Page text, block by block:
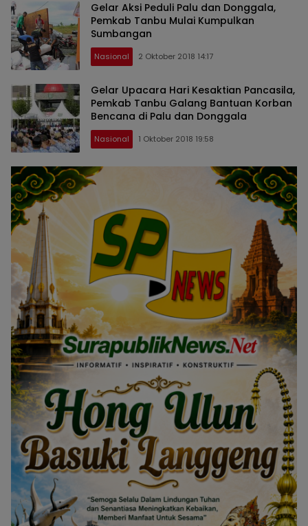
Gelar Aksi Peduli Palu dan Donggala,
Pemkab Tanbu Mulai Kumpulkan
Sumbangan
Nasional 2 Oktober 2018 14:17
Gelar Upacara Hari Kesaktian Pancasila,
Pemkab Tanbu Galang Bantuan Korban
Bencana di Palu dan Donggala
Nasional 1 Oktober 2018 19:58